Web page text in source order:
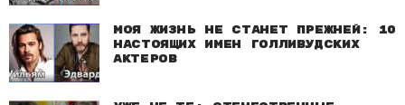
Моя жизнь не станет прежней: 10
настоящих имен голливудских
актеров